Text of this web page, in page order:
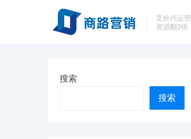
竞价代运营
资源翻3倍
搜索
搜索